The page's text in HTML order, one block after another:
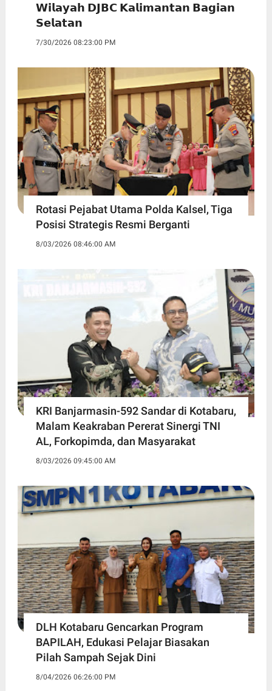
𝗪𝗶𝗹𝗮𝘆𝗮𝗵 𝗗𝗝𝗕𝗖 𝗞𝗮𝗹𝗶𝗺𝗮𝗻𝘁𝗮𝗻 𝗕𝗮𝗴𝗶𝗮𝗻
𝗦𝗲𝗹𝗮𝘁𝗮𝗻
7/30/2026 08:23:00 PM
Rotasi Pejabat Utama Polda Kalsel, Tiga
Posisi Strategis Resmi Berganti
8/03/2026 08:46:00 AM
KRI Banjarmasin-592 Sandar di Kotabaru,
Malam Keakraban Pererat Sinergi TNI
AL, Forkopimda, dan Masyarakat
8/03/2026 09:45:00 AM
DLH Kotabaru Gencarkan Program
BAPILAH, Edukasi Pelajar Biasakan
Pilah Sampah Sejak Dini
8/04/2026 06:26:00 PM